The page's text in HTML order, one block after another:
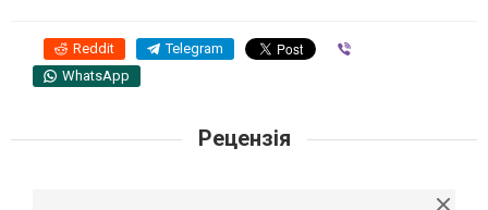
Reddit Telegram
WhatsApp
Рецензія